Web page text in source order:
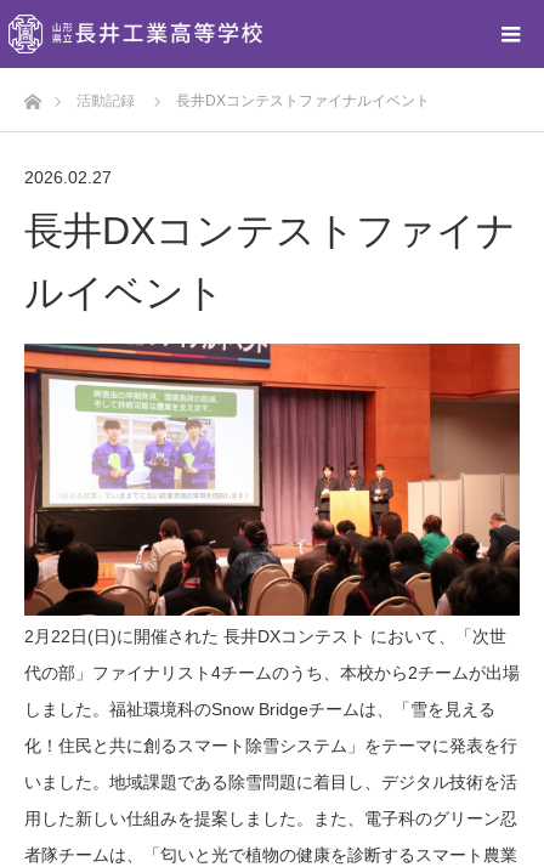
ホーム活動記録 長井DXコンテストファイナルイベント
2026.02.27
長井DXコンテストファイナ
ルイベント
2月22日(日)に開催された 長井DXコンテスト において、「次世
代の部」ファイナリスト4チームのうち、本校から2チームが出場
しました。福祉環境科のSnow Bridgeチームは、「雪を見える
化！住民と共に創るスマート除雪システム」をテーマに発表を行
いました。地域課題である除雪問題に着目し、デジタル技術を活
用した新しい仕組みを提案しました。また、電子科のグリーン忍
者隊チームは、「匂いと光で植物の健康を診断するスマート農業